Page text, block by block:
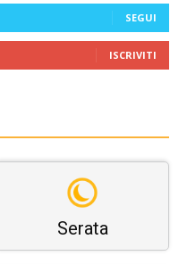
SEGUI
ISCRIVITI
Serata